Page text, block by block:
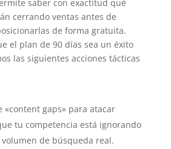
saber con exactitud qué
cerrando ventas antes de
de forma gratuita.
el plan de 90 días sea un éxito
las siguientes acciones tácticas
«content gaps» para atacar
tu competencia está ignorando
de búsqueda real.